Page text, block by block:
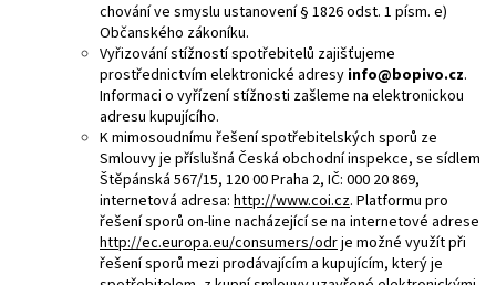
chování ve smyslu ustanovení § 1826 odst. 1 písm. e)
Občanského zákoníku.
Vyřizování stížností spotřebitelů zajišťujeme
prostřednictvím elektronické adresy info@bopivo.cz.
Informaci o vyřízení stížnosti zašleme na elektronickou
adresu kupujícího.
K mimosoudnímu řešení spotřebitelských sporů ze
Smlouvy je příslušná Česká obchodní inspekce, se sídlem
Štěpánská 567/15, 120 00 Praha 2, IČ: 000 20 869,
internetová adresa: http://www.coi.cz. Platformu pro
řešení sporů on-line nacházející se na internetové adrese
http://ec.europa.eu/consumers/odrje možné využít při
řešení sporů mezi prodávajícím a kupujícím, který je